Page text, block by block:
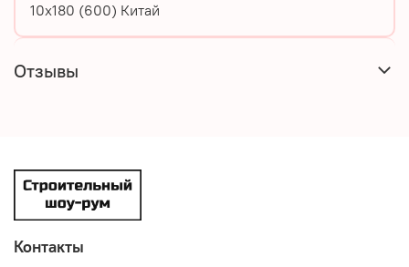
10х180 (600) Китай
Отзывы
Контакты